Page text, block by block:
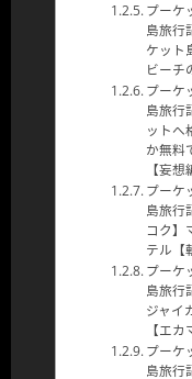
プーケ
島旅行
ケット
ビーチ
プーケ
島旅行
ットへ
か無料
【妄想
プーケ
島旅行
コク】
テル【
プーケ
島旅行
ジャイ
【エカ
プーケ
島旅行